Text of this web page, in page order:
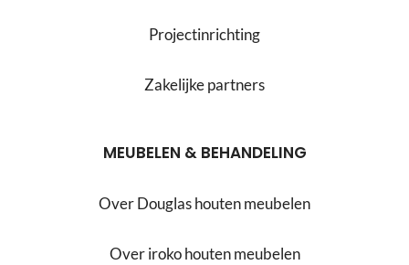
Projectinrichting
Zakelijke partners
MEUBELEN & BEHANDELING
Over Douglas houten meubelen
Over iroko houten meubelen